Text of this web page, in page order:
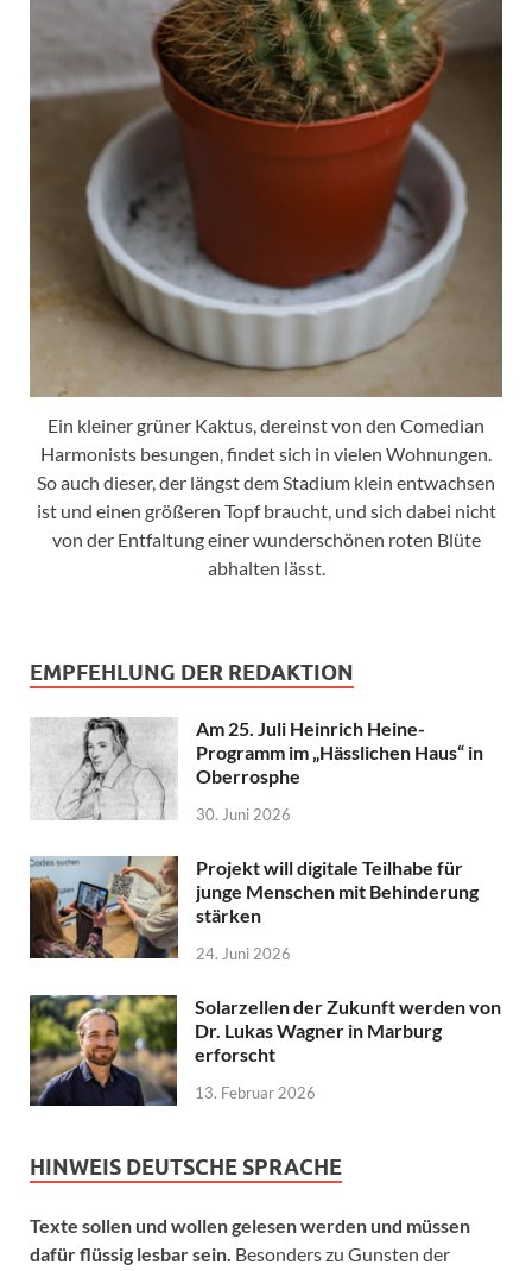
Ein kleiner grüner Kaktus, dereinst von den Comedian
Harmonists besungen, findet sich in vielen Wohnungen.
So auch dieser, der längst dem Stadium klein entwachsen
ist und einen größeren Topf braucht, und sich dabei nicht
von der Entfaltung einer wunderschönen roten Blüte
abhalten lässt.
EMPFEHLUNG DER REDAKTION
Am 25. Juli Heinrich Heine-
Programm im „Hässlichen Haus“ in
Oberrosphe
30. Juni 2026
Projekt will digitale Teilhabe für
junge Menschen mit Behinderung
stärken
24. Juni 2026
Solarzellen der Zukunft werden von
Dr. Lukas Wagner in Marburg
erforscht
13. Februar 2026
HINWEIS DEUTSCHE SPRACHE
Texte sollen und wollen gelesen werden und müssen
dafür flüssig lesbar sein. Besonders zu Gunsten der